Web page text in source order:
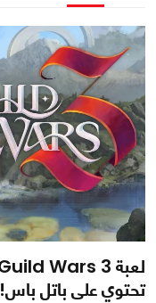
تحتوي على باتل باس!